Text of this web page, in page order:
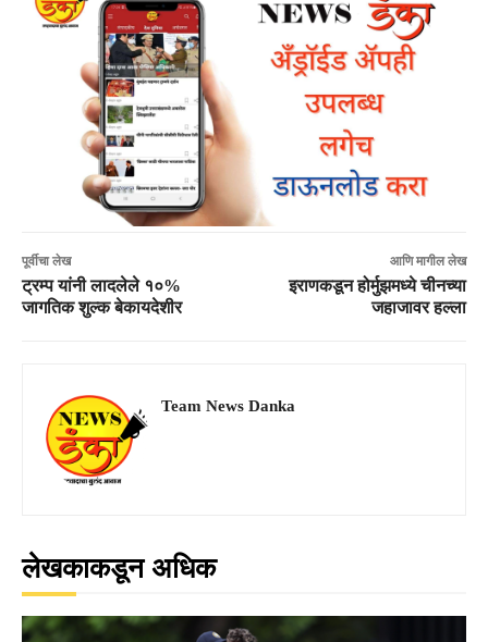
पूर्वीचा लेख
ट्रम्प यांनी लादलेले १०%
जागतिक शुल्क बेकायदेशीर
आणि मागील लेख
इराणकडून होर्मुझमध्ये चीनच्या
जहाजावर हल्ला
Team News Danka
लेखकाकडून अधिक